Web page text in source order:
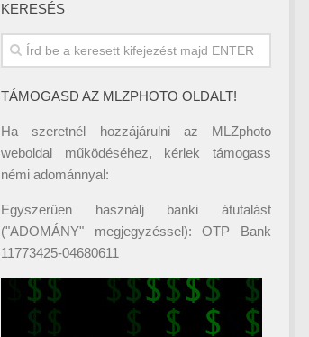
KERESÉS
TÁMOGASD AZ MLZPHOTO OLDALT!
Ha szeretnél hozzájárulni az MLZphoto
weboldal működéséhez, kérlek támogass
némi adománnyal:
Egyszerűen használj banki átutalást
("ADOMÁNY" megjegyzéssel): OTP Bank
11773425-04680611